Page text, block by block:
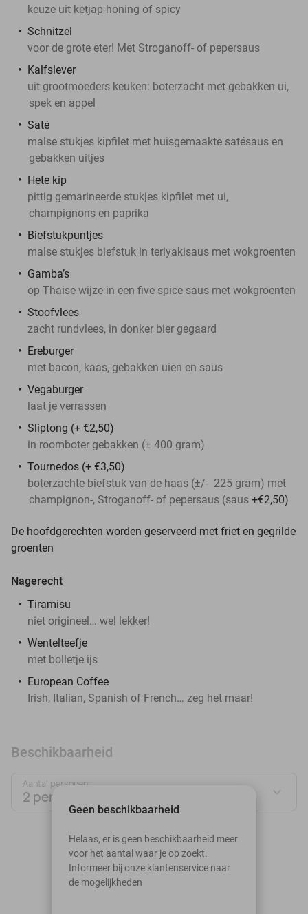
keuze uit ketjap-honing of spicy
Schnitzel
voor de grote eter! Met Stroganoff- of pepersaus
Kalfslever
uit grootmoeders keuken: boterzacht met gebakken ui,
spek en appel
Saté
malse stukjes kipfilet met huisgemaakte satésaus en
gebakken uitjes
Hete kip
pittig gemarineerde stukjes kipfilet met ui,
champignons en paprika
Biefstukpuntjes
malse stukjes biefstuk in teriyakisaus met wokgroenten
Gamba’s
op Thaise wijze in een five spice saus met wokgroenten
Stoofvlees
zacht rundvlees, in donker bier gegaard
Ereburger
met bacon, kaas, gebakken uien en saus
Vegaburger
laat je verrassen
Sliptong (+ €2,50)
in roomboter gebakken (± 400 gram)
Tournedos (+ €3,50)
boterzachte biefstuk van de haas (±/- 225 gram) met
champignon-, Stroganoff- of pepersaus (saus +€2,50)
De hoofdgerechten worden geserveerd met friet en gegrilde
groenten
Nagerecht
Tiramisu
niet origineel… wel lekker!
Wentelteefje
met bolletje ijs
European Coffee
Irish, Italian, Spanish of French… zeg het maar!
Beschikbaarheid
Aantal personen:
2 personen
augustus 2026
Ma
Di Wo Do Vr
Geen beschikbaarheid
Helaas, er is geen beschikbaarheid meer
voor het aantal waar je op zoekt.
Informeer bij onze klantenservice naar
de mogelijkheden